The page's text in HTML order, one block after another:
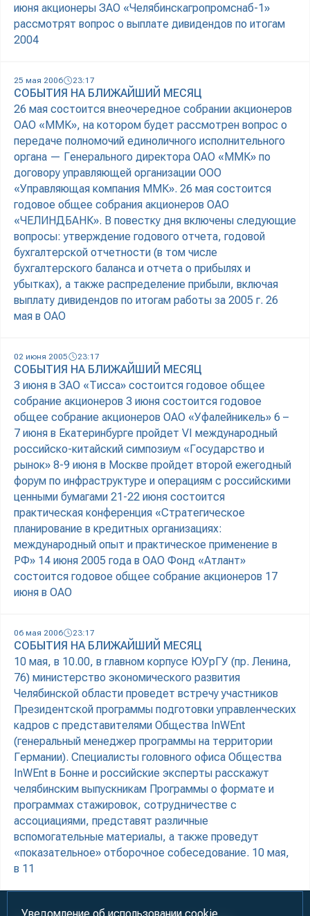
июня акционеры ЗАО «Челябинскагропромснаб-1»
рассмотрят вопрос о выплате дивидендов по итогам
2004
25 мая 2006 23:17
СОБЫТИЯ НА БЛИЖАЙШИЙ МЕСЯЦ
26 мая состоится внеочередное собрании акционеров
ОАО «ММК», на котором будет рассмотрен вопрос о
передаче полномочий единоличного исполнительного
органа — Генерального директора ОАО «ММК» по
договору управляющей организации ООО
«Управляющая компания ММК». 26 мая состоится
годовое общее собрания акционеров ОАО
«ЧЕЛИНДБАНК». В повестку дня включены следующие
вопросы: утверждение годового отчета, годовой
бухгалтерской отчетности (в том числе
бухгалтерского баланса и отчета о прибылях и
убытках), а также распределение прибыли, включая
выплату дивидендов по итогам работы за 2005 г. 26
мая в ОАО
02 июня 2005 23:17
СОБЫТИЯ НА БЛИЖАЙШИЙ МЕСЯЦ
3 июня в ЗАО «Тисса» состоится годовое общее
собрание акционеров 3 июня состоится годовое
общее собрание акционеров ОАО «Уфалейникель» 6 –
7 июня в Екатеринбурге пройдет VI международный
российско-китайский симпозиум «Государство и
рынок» 8-9 июня в Москве пройдет второй ежегодный
форум по инфраструктуре и операциям с российскими
ценными бумагами 21-22 июня состоится
практическая конференция «Стратегическое
планирование в кредитных организациях:
международный опыт и практическое применение в
РФ» 14 июня 2005 года в ОАО Фонд «Атлант»
состоится годовое общее собрание акционеров 17
июня в ОАО
06 мая 2006 23:17
СОБЫТИЯ НА БЛИЖАЙШИЙ МЕСЯЦ
10 мая, в 10.00, в главном корпусе ЮУрГУ (пр. Ленина,
76) министерство экономического развития
Челябинской области проведет встречу участников
Президентской программы подготовки управленческих
кадров с представителями Общества InWEnt
(генеральный менеджер программы на территории
Германии). Специалисты головного офиса Общества
InWEnt в Бонне и российские эксперты расскажут
челябинским выпускникам Программы о формате и
программах стажировок, сотрудничестве с
ассоциациями, представят различные
вспомогательные материалы, а также проведут
«показательное» отборочное собеседование. 10 мая,
в 11